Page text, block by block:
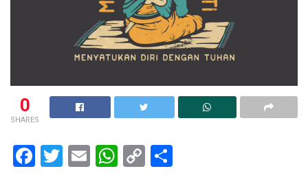
0
SHARES
F
T
E
W C